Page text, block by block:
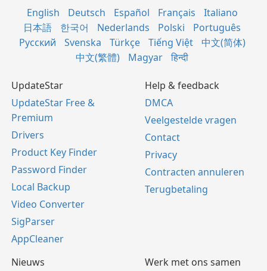
English Deutsch Español Français
Italiano
日本語
한국어 Nederlands Polski
Português
Русский
Svenska Türkçe Tiếng Việt
中文(简体)
中文(繁體)
Magyar हिन्दी
UpdateStar
UpdateStar Free &
Premium
Drivers
Product Key Finder
Password Finder
Local Backup
Video Converter
SigParser
AppCleaner
Help & feedback
DMCA
Veelgestelde vragen
Contact
Privacy
Contracten annuleren
Terugbetaling
Nieuws
Werk met ons samen